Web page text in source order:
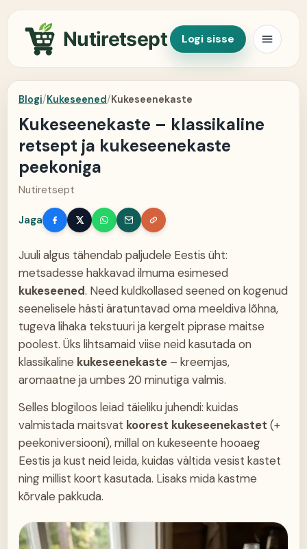
Nutiretsept Logi sisse
Blogi/Kukeseened/Kukeseenekaste
Kukeseenekaste – klassikaline
retsept ja kukeseenekaste
peekoniga
Nutiretsept
Jaga
Juuli algus tähendab paljudele Eestis üht:
metsadesse hakkavad ilmuma esimesed
kukeseened. Need kuldkollased seened on kogenud
seenelisele hästi äratuntavad oma meeldiva lõhna,
tugeva lihaka tekstuuri ja kergelt piprase maitse
poolest. Üks lihtsamaid viise neid kasutada on
klassikaline kukeseenekaste – kreemjas,
aromaatne ja umbes 20 minutiga valmis.
Selles blogiloos leiad täieliku juhendi: kuidas
valmistada maitsvat koorest kukeseenekastet (+
peekoniversiooni), millal on kukeseente hooaeg
Eestis ja kust neid leida, kuidas vältida vesist kastet
ning millist koort kasutada. Lisaks mida kastme
kõrvale pakkuda.